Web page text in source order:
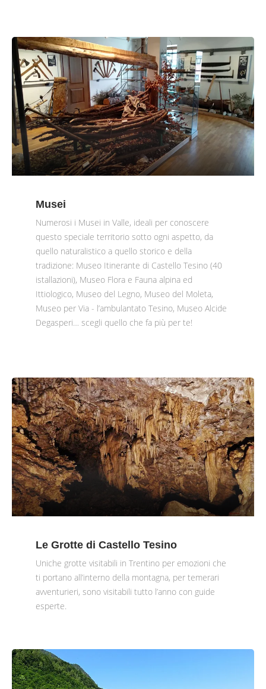
Musei
Numerosi i Musei in Valle, ideali per conoscere
questo speciale territorio sotto ogni aspetto, da
quello naturalistico a quello storico e della
tradizione: Museo Itinerante di Castello Tesino (40
istallazioni), Museo Flora e Fauna alpina ed
Ittiologico, Museo del Legno, Museo del Moleta,
Museo per Via - l’ambulantato Tesino, Museo Alcide
Degasperi… scegli quello che fa più per te!
Le Grotte di Castello Tesino
Uniche grotte visitabili in Trentino per emozioni che
ti portano all’interno della montagna, per temerari
avventurieri, sono visitabili tutto l’anno con guide
esperte.